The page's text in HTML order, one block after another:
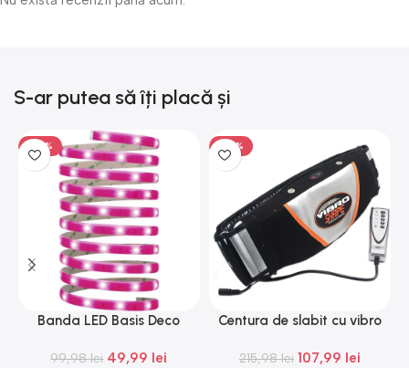
S-ar putea să îți placă și
-50%
Banda LED Basis Deco
cm
99,98lei 49,99 lei
-50%
Centura de slabit cu vibro
telecomanda, negru
215,98lei 107,99 lei